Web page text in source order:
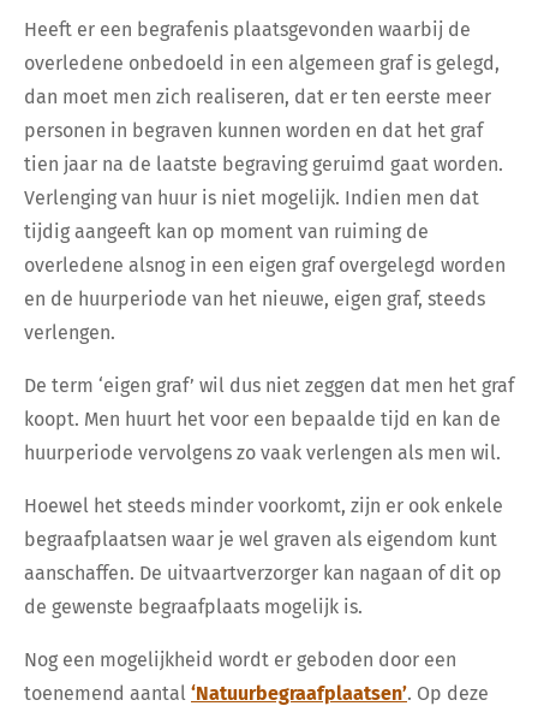
Heeft er een begrafenis plaatsgevonden waarbij de
overledene onbedoeld in een algemeen graf is gelegd,
dan moet men zich realiseren, dat er ten eerste meer
personen in begraven kunnen worden en dat het graf
tien jaar na de laatste begraving geruimd gaat worden.
Verlenging van huur is niet mogelijk. Indien men dat
tijdig aangeeft kan op moment van ruiming de
overledene alsnog in een eigen graf overgelegd worden
en de huurperiode van het nieuwe, eigen graf, steeds
verlengen.
De term ‘eigen graf’ wil dus niet zeggen dat men het graf
koopt. Men huurt het voor een bepaalde tijd en kan de
huurperiode vervolgens zo vaak verlengen als men wil.
Hoewel het steeds minder voorkomt, zijn er ook enkele
begraafplaatsen waar je wel graven als eigendom kunt
aanschaffen. De uitvaartverzorger kan nagaan of dit op
de gewenste begraafplaats mogelijk is.
Nog een mogelijkheid wordt er geboden door een
toenemend aantal ‘Natuurbegraafplaatsen’. Op deze